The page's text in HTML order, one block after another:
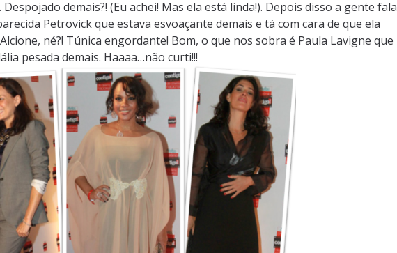
demais?! (Eu achei! Mas ela está linda!). Depois disso a gente fala
Petrovick que estava esvoaçante demais e tá com cara de que ela
né?! Túnica engordante! Bom, o que nos sobra é Paula Lavigne que
pesada demais. Haaaa…não curti!!!